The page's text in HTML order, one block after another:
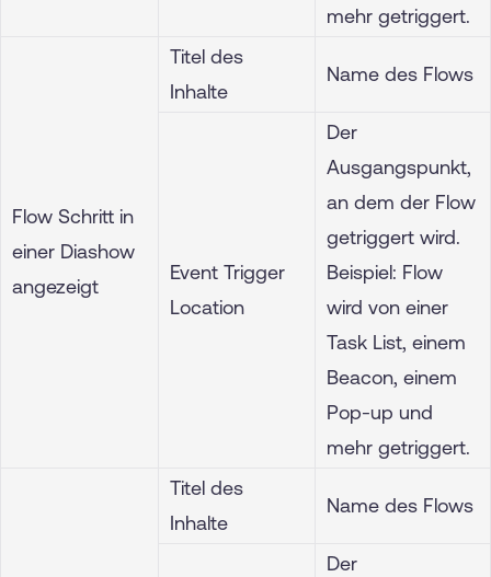
mehr getriggert.
Flow Schritt in
einer Diashow
angezeigt
Titel des
Inhalte
Name des Flows
Event Trigger
Location
Der
Ausgangspunkt,
an dem der Flow
getriggert wird.
Beispiel: Flow
wird von einer
Task List, einem
Beacon, einem
Pop-up und
mehr getriggert.
Titel des
Inhalte
Name des Flows
Der